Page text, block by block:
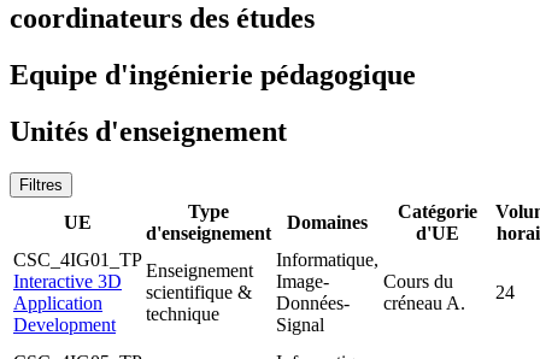
coordinateurs des études
Equipe d'ingénierie pédagogique
Unités d'enseignement
Filtres
UE
Type
d'enseignement
Domaines
Catégorie
d'UE
CSC_4IG01_TP
Interactive 3D
Application
Development
Enseignement
scientifique &
technique
Informatique,
Image-
Données-
Signal
Cours du
créneau A.
24